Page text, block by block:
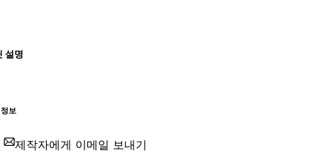
설명
보
제작자에게 이메일 보내기